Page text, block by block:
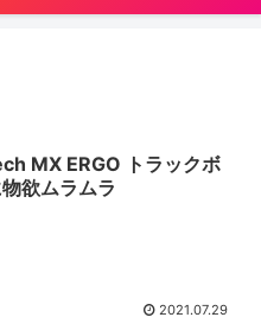
MX ERGO トラックボ
欲ムラムラ
2021.07.29